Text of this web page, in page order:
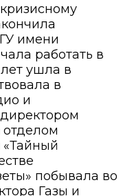
имени
работать в
лет ушла в
в
и
отделом
побывала во
Газы и